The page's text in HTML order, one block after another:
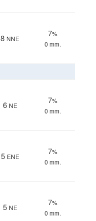
8 NNE
7%
0 mm.
6 NE
7%
0 mm.
5 ENE
7%
0 mm.
5 NE
7%
0 mm.